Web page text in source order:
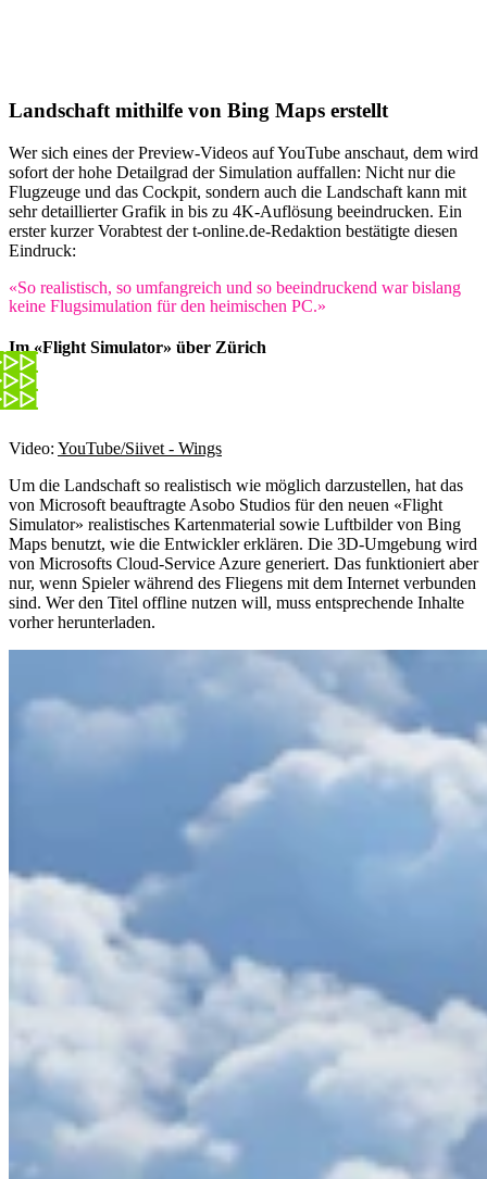
Landschaft mithilfe von Bing Maps erstellt
Wer sich eines der Preview-Videos auf YouTube anschaut, dem wird
sofort der hohe Detailgrad der Simulation auffallen: Nicht nur die
Flugzeuge und das Cockpit, sondern auch die Landschaft kann mit
sehr detaillierter Grafik in bis zu 4K-Auflösung beeindrucken. Ein
erster kurzer Vorabtest der t-online.de-Redaktion bestätigte diesen
Eindruck:
«So realistisch, so umfangreich und so beeindruckend war bislang
keine Flugsimulation für den heimischen PC.»
Im «Flight Simulator» über Zürich
Video: YouTube/Siivet - Wings
Um die Landschaft so realistisch wie möglich darzustellen, hat das
von Microsoft beauftragte Asobo Studios für den neuen «Flight
Simulator» realistisches Kartenmaterial sowie Luftbilder von Bing
Maps benutzt, wie die Entwickler erklären. Die 3D-Umgebung wird
von Microsofts Cloud-Service Azure generiert. Das funktioniert aber
nur, wenn Spieler während des Fliegens mit dem Internet verbunden
sind. Wer den Titel offline nutzen will, muss entsprechende Inhalte
vorher herunterladen.